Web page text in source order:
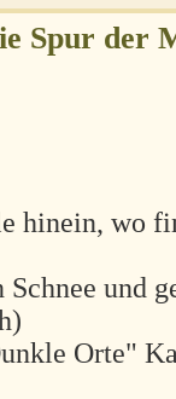
Spur der
hinein, wo
und
Orte"